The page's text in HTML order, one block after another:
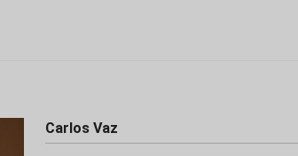
Carlos Vaz